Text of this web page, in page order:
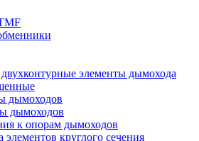
элементы дымохода
дымоходов
дымоходов
к опорам дымоходов
круглого сечения